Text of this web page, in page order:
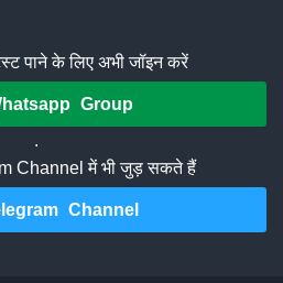
पाने के लिए अभी जॉइन करें
Group
.
Channel में भी जुड़ सकते हैं
Channel